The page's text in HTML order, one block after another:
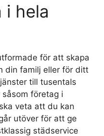
i hela
för att skapa
din familj eller för ditt
till tusentals
företag i
veta att du kan
utöver för att ge
städservice